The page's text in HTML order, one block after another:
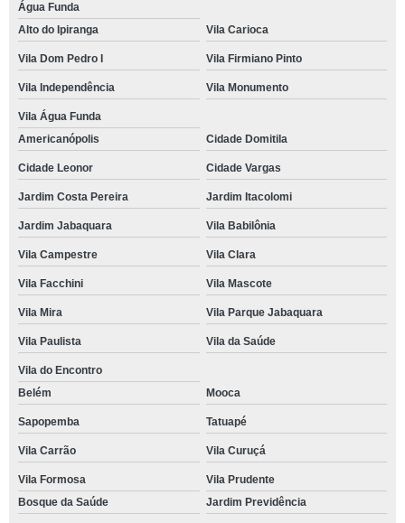
Água Funda
Alto do Ipiranga
Vila Carioca
Vila Dom Pedro I Vila Firmiano Pinto
Vila Independência Vila Monumento
Vila Água Funda
Americanópolis
Cidade Domitila
Cidade Leonor Cidade Vargas
Jardim Costa Pereira Jardim Itacolomi
Jardim Jabaquara Vila Babilônia
Vila Campestre Vila Clara
Vila Facchini Vila Mascote
Vila Mira Vila Parque Jabaquara
Vila Paulista Vila da Saúde
Vila do Encontro
Belém
Mooca
Sapopemba Tatuapé
Vila Carrão Vila Curuçá
Vila Formosa
Vila Prudente
Bosque da Saúde
Jardim Previdência